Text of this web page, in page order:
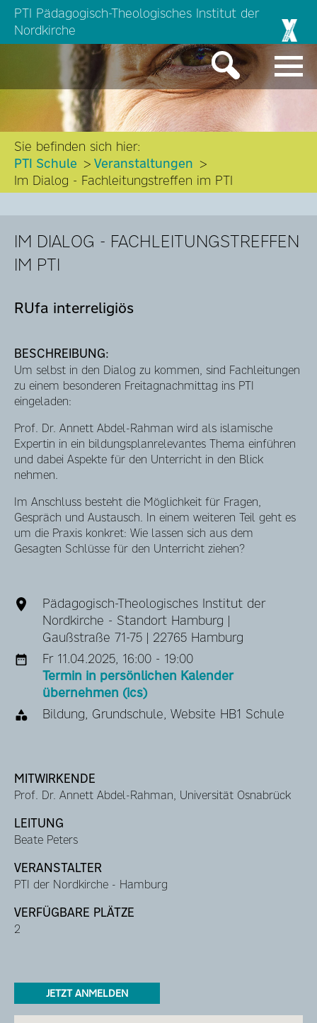
PTI Pädagogisch-Theologisches Institut der
Nordkirche
Sie befinden sich hier:
PTI Schule
Veranstaltungen
Im Dialog - Fachleitungstreffen im PTI
IM DIALOG - FACHLEITUNGSTREFFEN
IM PTI
RUfa interreligiös
BESCHREIBUNG:
Um selbst in den Dialog zu kommen, sind Fachleitungen
zu einem besonderen Freitagnachmittag ins PTI
eingeladen:
Prof. Dr. Annett Abdel-Rahman wird als islamische
Expertin in ein bildungsplanrelevantes Thema einführen
und dabei Aspekte für den Unterricht in den Blick
nehmen.
Im Anschluss besteht die Möglichkeit für Fragen,
Gespräch und Austausch. In einem weiteren Teil geht es
um die Praxis konkret: Wie lassen sich aus dem
Gesagten Schlüsse für den Unterricht ziehen?
Pädagogisch-Theologisches Institut der
Nordkirche - Standort Hamburg |
Gaußstraße 71-75 | 22765 Hamburg
Fr 11.04.2025, 16:00 - 19:00
Termin in persönlichen Kalender
übernehmen (ics)
Bildung, Grundschule, Website HB1 Schule
MITWIRKENDE
Prof. Dr. Annett Abdel-Rahman, Universität Osnabrück
LEITUNG
Beate Peters
VERANSTALTER
PTI der Nordkirche - Hamburg
VERFÜGBARE PLÄTZE
2
JETZT ANMELDEN